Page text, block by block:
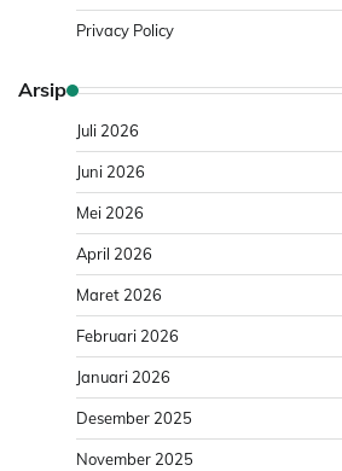
Privacy Policy
Arsip
Juli 2026
Juni 2026
Mei 2026
April 2026
Maret 2026
Februari 2026
Januari 2026
Desember 2025
November 2025